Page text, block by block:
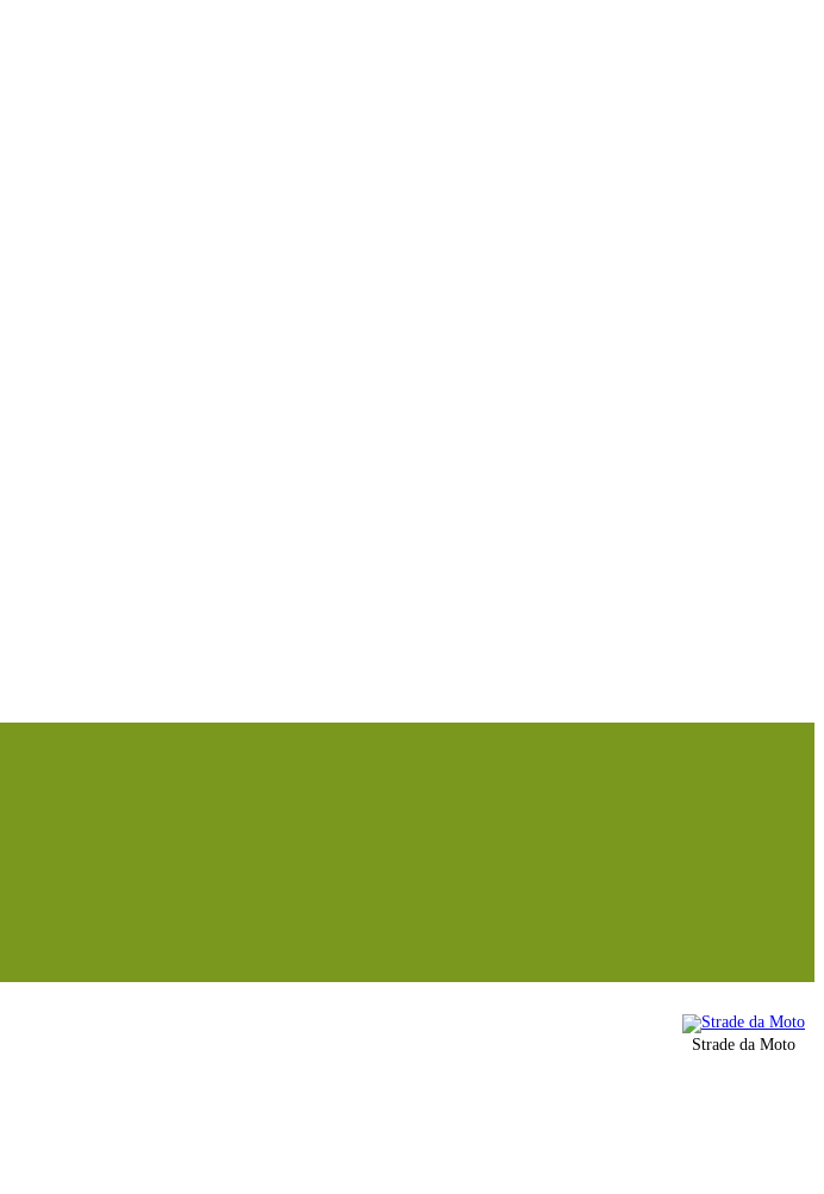
Strade da Moto